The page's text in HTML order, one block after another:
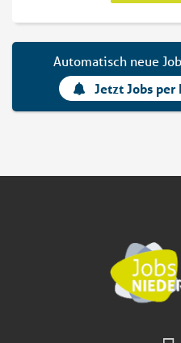
Automatisch neue
Jetzt Jobs per